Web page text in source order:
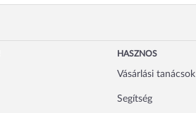
HASZNOS
Vásárlási tanácsok
Segítség